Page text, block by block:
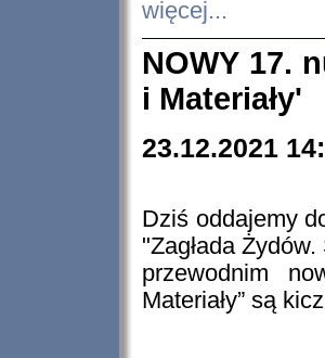
więcej...
NOWY 17.
i Materiały'
23.12.2021
Dziś oddajemy
"Zagłada
przewodnim
Materiały” są